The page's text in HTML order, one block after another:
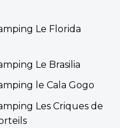
Le Florida
Le Brasilia
le Cala Gogo
Les Criques de